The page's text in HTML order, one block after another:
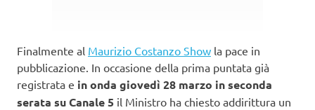
Finalmente al Maurizio Costanzo Show la pace in
pubblicazione. In occasione della prima puntata già
registrata e in onda giovedì 28 marzo in seconda
serata su Canale 5 il Ministro ha chiesto addirittura un